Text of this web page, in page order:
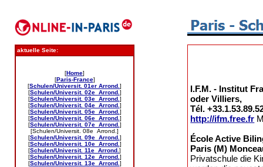
aktuelle Seite:
[Home]
[Paris-France]
[Schulen/Universit. 01er Arrond. ]
[Schulen/Universit. 02e Arrond. ]
[Schulen/Universit. 03e Arrond. ]
[Schulen/Universit. 04e Arrond. ]
[Schulen/Universit. 05e Arrond. ]
[Schulen/Universit. 06e Arrond. ]
[Schulen/Universit. 07e Arrond. ]
[Schulen/Universit. 08e Arrond.]
[Schulen/Universit. 09e Arrond. ]
[Schulen/Universit. 10e Arrond. ]
[Schulen/Universit. 11e Arrond. ]
[Schulen/Universit. 12e Arrond. ]
[Schulen/Universit. 13e Arrond. ]
I.F.M. - Institut
oder Villiers,
Tél.
http://ifm.free.fr
École Active
Paris (M)
Privatschule die